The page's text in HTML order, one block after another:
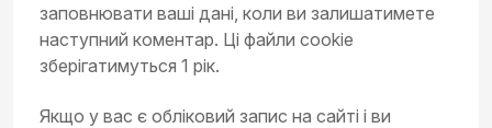
заповнювати ваші дані, коли ви залишатимете
наступний коментар. Ці файли cookie
зберігатимуться 1 рік.
Якщо у вас є обліковий запис на сайті і ви